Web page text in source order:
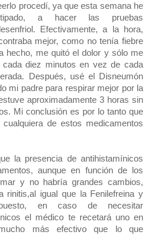
procedí, ya que esta semana he
a hacer las pruebas
Efectivamente, a la hora,
mejor, como no tenía fiebre
hecho, me quitó el dolor y sólo me
diez minutos en vez de cada
Después, usé el Disneumón
mi padre para respirar mejor por la
aproximadamente 3 horas sin
Mi conclusión es por lo tanto que
de estos medicamentos
la presencia de antihistamínicos
aunque en función de los
y no habría grandes cambios,
rinitis,al igual que la Fenilefreina y
en caso de necesitar
el médico te recetará uno en
más efectivo que lo que